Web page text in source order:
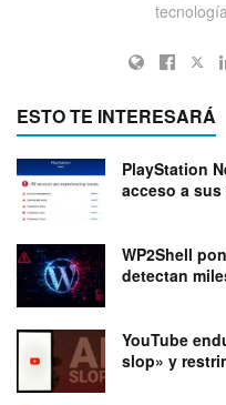
ESTO TE INTERESARÁ
PlayStation
acceso a
WP2Shell
detectan
YouTube
slop» y